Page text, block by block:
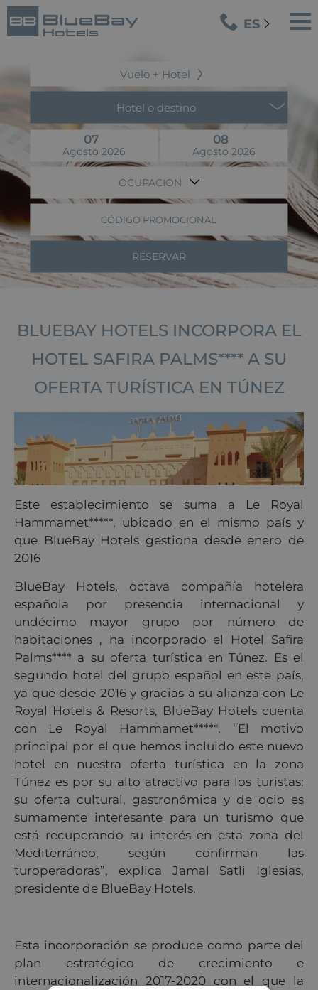
ES
Vuelo + Hotel
Hotel o destino
07
Agosto 2026
08
Agosto 2026
OCUPACION
CÓDIGO PROMOCIONAL
RESERVAR
BLUEBAY HOTELS INCORPORA EL
HOTEL SAFIRA PALMS**** A SU
OFERTA TURÍSTICA EN TÚNEZ
Este establecimiento se suma a Le Royal
Hammamet*****, ubicado en el mismo país y
que BlueBay Hotels gestiona desde enero de
2016
BlueBay Hotels, octava compañía hotelera
española por presencia internacional y
undécimo mayor grupo por número de
habitaciones , ha incorporado el Hotel Safira
Palms**** a su oferta turística en Túnez. Es el
segundo hotel del grupo español en este país,
ya que desde 2016 y gracias a su alianza con Le
Royal Hotels & Resorts, BlueBay Hotels cuenta
con Le Royal Hammamet*****. “El motivo
principal por el que hemos incluido este nuevo
hotel en nuestra oferta turística en la zona
Túnez es por su alto atractivo para los turistas:
su oferta cultural, gastronómica y de ocio es
sumamente interesante para un turismo que
está recuperando su interés en esta zona del
Mediterráneo, según confirman las
turoperadoras”, explica Jamal Satli Iglesias,
presidente de BlueBay Hotels.
Esta incorporación se produce como parte del
plan estratégico de crecimiento e
internacionalización 2017-2020 con el que la